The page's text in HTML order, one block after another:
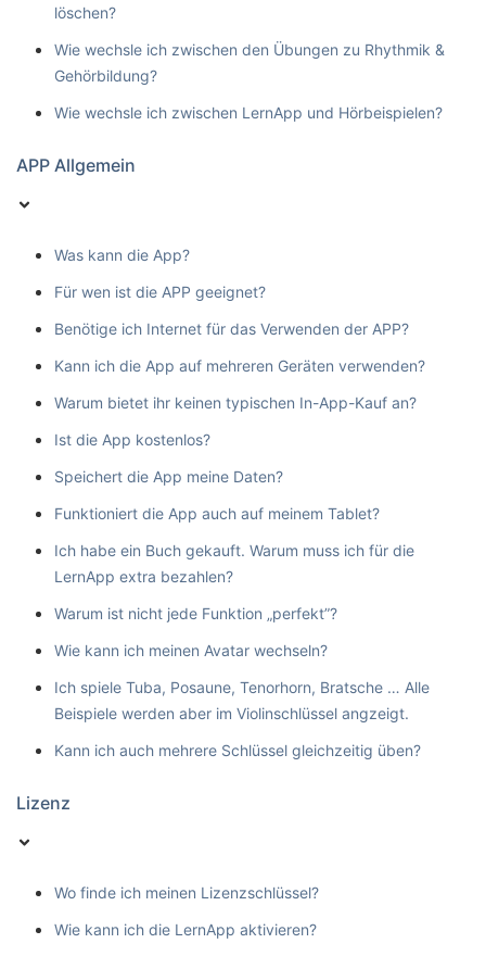
löschen?
Wie wechsle ich zwischen den Übungen zu Rhythmik &
Gehörbildung?
Wie wechsle ich zwischen LernApp und Hörbeispielen?
APP Allgemein
Was kann die App?
Für wen ist die APP geeignet?
Benötige ich Internet für das Verwenden der APP?
Kann ich die App auf mehreren Geräten verwenden?
Warum bietet ihr keinen typischen In-App-Kauf an?
Ist die App kostenlos?
Speichert die App meine Daten?
Funktioniert die App auch auf meinem Tablet?
Ich habe ein Buch gekauft. Warum muss ich für die
LernApp extra bezahlen?
Warum ist nicht jede Funktion „perfekt”?
Wie kann ich meinen Avatar wechseln?
Ich spiele Tuba, Posaune, Tenorhorn, Bratsche … Alle
Beispiele werden aber im Violinschlüssel angzeigt.
Kann ich auch mehrere Schlüssel gleichzeitig üben?
Lizenz
Wo finde ich meinen Lizenzschlüssel?
Wie kann ich die LernApp aktivieren?